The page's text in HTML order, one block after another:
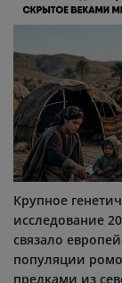
Крупное
исследование
связало
популяции
предками из